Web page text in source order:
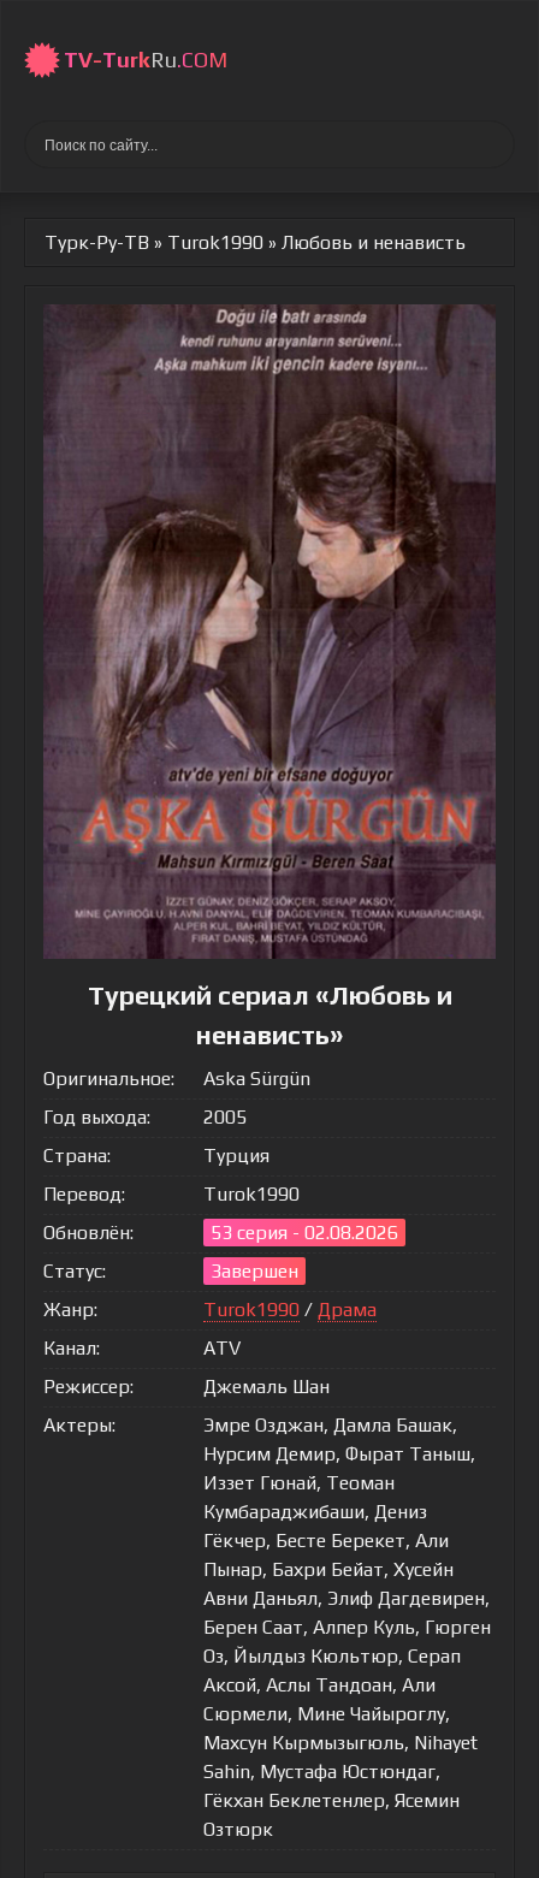
TV-TurkRu.COM
Турк-Ру-ТВ » Turok1990 » Любовь и ненависть
Турецкий сериал «Любовь и
ненависть»
Оригинальное:
Aska Sürgün
Год выхода:
2005
Страна:
Турция
Перевод:
Turok1990
Обновлён:
53 серия - 02.08.2026
Статус:
Завершен
Жанр:
Turok1990 / Драма
Канал:
ATV
Режиссер:
Джемаль Шан
Актеры:
Эмре Озджан, Дамла Башак,
Нурсим Демир, Фырат Таныш,
Иззет Гюнай, Теоман
Кумбараджибаши, Дениз
Гёкчер, Бесте Берекет, Али
Пынар, Бахри Бейат, Хусейн
Авни Даньял, Элиф Дагдевирен,
Берен Саат, Алпер Куль, Гюрген
Оз, Йылдыз Кюльтюр, Серап
Аксой, Аслы Тандоан, Али
Сюрмели, Мине Чайыроглу,
Махсун Кырмызыгюль, Nihayet
Sahin, Мустафа Юстюндаг,
Гёкхан Беклетенлер, Ясемин
Озтюрк